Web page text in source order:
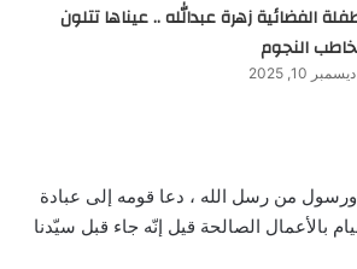
الفضائية زهرة عبدالله .. عيناها تتلون
النجوم
ديسمبر 10, 2025
ورسول من رسل الله ، دعا قومه إلى عبادة
بالأعمال الصالحة قيل إنّه جاء قبل سيّدنا